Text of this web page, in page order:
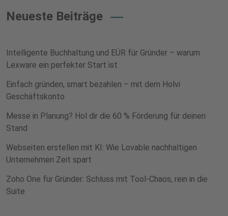
Neueste Beiträge
Intelligente Buchhaltung und EÜR für Gründer – warum
Lexware ein perfekter Start ist
Einfach gründen, smart bezahlen – mit dem Holvi
Geschäftskonto
Messe in Planung? Hol dir die 60 % Förderung für deinen
Stand
Webseiten erstellen mit KI: Wie Lovable nachhaltigen
Unternehmen Zeit spart
Zoho One für Gründer: Schluss mit Tool-Chaos, rein in die
Suite